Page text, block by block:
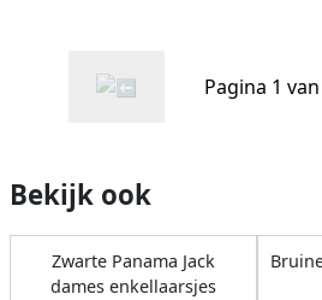
Pagina 1 van
Bekijk ook
Zwarte Panama Jack
dames enkellaarsjes